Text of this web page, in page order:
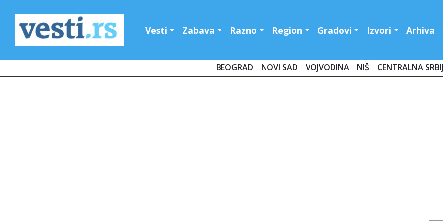
Vesti Zabava Razno Region Gradovi Izvori Arhiva
BEOGRAD NOVI SAD VOJVODINA NIŠ CENTRALNA